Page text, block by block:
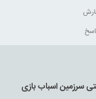
سرزمین اسباب بازی